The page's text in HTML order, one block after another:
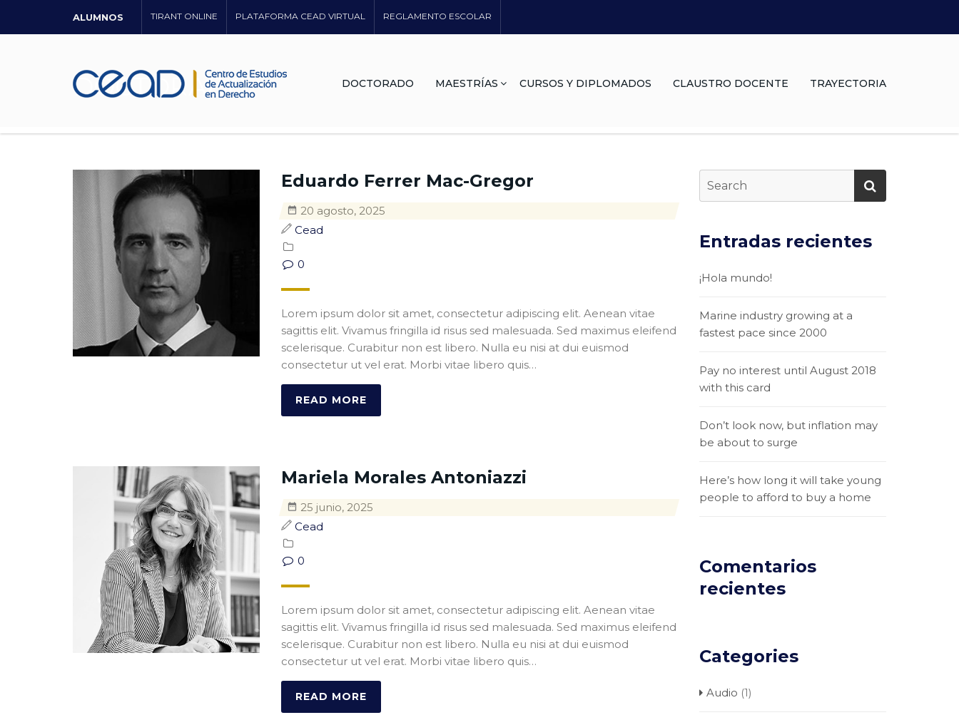
ALUMNOS TIRANT ONLINE PLATAFORMA CEAD VIRTUAL REGLAMENTO ESCOLAR
DOCTORADO MAESTRÍAS CURSOS Y DIPLOMADOS CLAUSTRO DOCENTE TRAYECTORIA
DOCTORADO
Eduardo Ferrer Mac-Gregor
20 agosto, 2025
Cead
0
Lorem ipsum dolor sit amet, consectetur adipiscing elit. Aenean vitae
sagittis elit. Vivamus fringilla id risus sed malesuada. Sed maximus eleifend
scelerisque. Curabitur non est libero. Nulla eu nisi at dui euismod
consectetur ut vel erat. Morbi vitae libero quis…
READ MORE
Mariela Morales Antoniazzi
25 junio, 2025
Cead
0
Lorem ipsum dolor sit amet, consectetur adipiscing elit. Aenean vitae
sagittis elit. Vivamus fringilla id risus sed malesuada. Sed maximus eleifend
scelerisque. Curabitur non est libero. Nulla eu nisi at dui euismod
consectetur ut vel erat. Morbi vitae libero quis…
READ MORE
Entradas recientes
¡Hola mundo!
Marine industry growing at a
fastest pace since 2000
Pay no interest until August 2018
with this card
Don’t look now, but inflation may
be about to surge
Here’s how long it will take young
people to afford to buy a home
Comentarios
recientes
Categories
Audio (1)